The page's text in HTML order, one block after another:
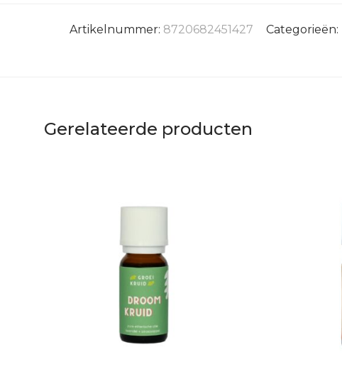
Artikelnummer: 8720682451427 Categorieën:
Gerelateerde producten